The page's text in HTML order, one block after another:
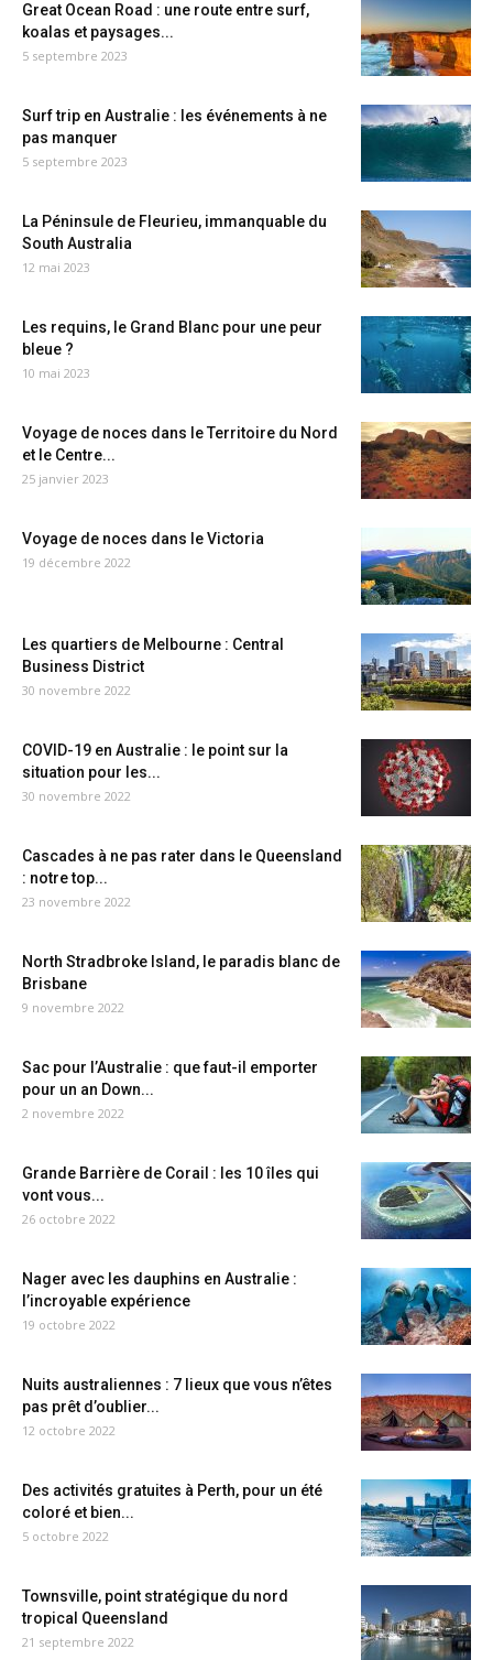
Great Ocean Road : une route entre surf,
koalas et paysages...
5 septembre 2023
Surf trip en Australie : les événements à ne
pas manquer
5 septembre 2023
La Péninsule de Fleurieu, immanquable du
South Australia
12 mai 2023
Les requins, le Grand Blanc pour une peur
bleue ?
10 mai 2023
Voyage de noces dans le Territoire du Nord
et le Centre...
25 janvier 2023
Voyage de noces dans le Victoria
19 décembre 2022
Les quartiers de Melbourne : Central
Business District
30 novembre 2022
COVID-19 en Australie : le point sur la
situation pour les...
30 novembre 2022
Cascades à ne pas rater dans le Queensland
: notre top...
23 novembre 2022
North Stradbroke Island, le paradis blanc de
Brisbane
9 novembre 2022
Sac pour l’Australie : que faut-il emporter
pour un an Down...
2 novembre 2022
Grande Barrière de Corail : les 10 îles qui
vont vous...
26 octobre 2022
Nager avec les dauphins en Australie :
l’incroyable expérience
19 octobre 2022
Nuits australiennes : 7 lieux que vous n’êtes
pas prêt d’oublier...
12 octobre 2022
Des activités gratuites à Perth, pour un été
coloré et bien...
5 octobre 2022
Townsville, point stratégique du nord
tropical Queensland
21 septembre 2022